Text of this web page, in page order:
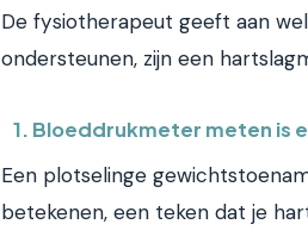
De fysiotherapeut geeft aan
ondersteunen, zijn een
1. Bloeddrukmeter meten is
Een plotselinge
betekenen, een teken dat je